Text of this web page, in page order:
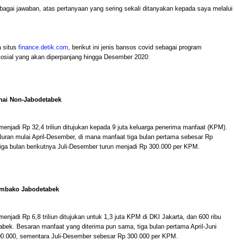
jawaban, atas pertanyaan yang sering sekali ditanyakan kepada saya melalui
situs finance.detik.com, berikut ini jenis bansos covid sebagai program
yang akan diperpanjang hingga Desember 2020:
Non-Jabodetabek
Rp 32,4 triliun ditujukan kepada 9 juta keluarga penerima manfaat (KPM).
mulai April-Desember, di mana manfaat tiga bulan pertama sebesar Rp
bulan berikutnya Juli-Desember turun menjadi Rp 300.000 per KPM.
Jabodetabek
Rp 6,8 triliun ditujukan untuk 1,3 juta KPM di DKI Jakarta, dan 600 ribu
Besaran manfaat yang diterima pun sama, tiga bulan pertama April-Juni
sementara Juli-Desember sebesar Rp 300.000 per KPM.